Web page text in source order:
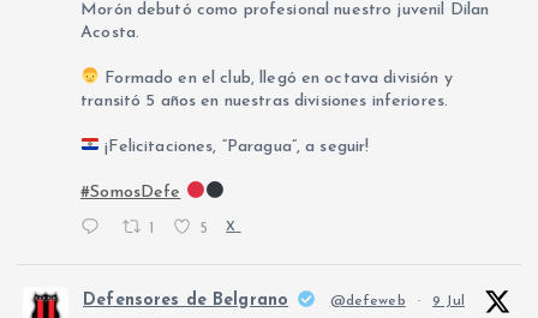
Morón debutó como profesional nuestro juvenil Dilan
Acosta.
Formado en el club, llegó en octava división y
transitó 5 años en nuestras divisiones inferiores.
¡Felicitaciones, “Paragua”, a seguir!
#SomosDefe
5 X
Defensores de Belgrano @defeweb · 9 Jul